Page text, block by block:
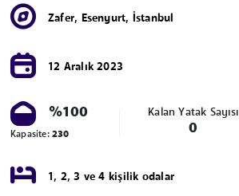
Zafer, Esenyurt, İstanbul
12 Aralık 2023
%100
Kapasite: 230
Kalan Yatak Sayısı
0
1, 2, 3 ve 4 kişilik odalar